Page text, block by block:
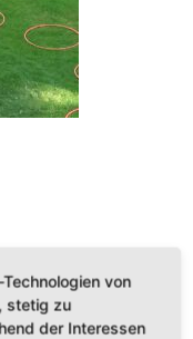
von
stetig zu
der Interessen